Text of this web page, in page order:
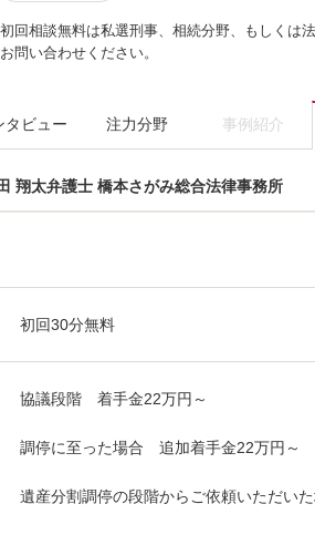
初回相談無料は私選刑事、相続分野、もしくは
お問い合わせください。
タビュー 注力分野 事例紹介
翔太弁護士 橋本さがみ総合法律事務所
初回30分無料
協議段階 着手金22万円～
調停に至った場合 追加着手金22万円～
遺産分割調停の段階からご依頼いただい